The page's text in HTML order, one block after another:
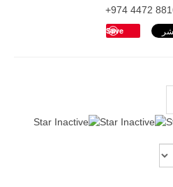
Save